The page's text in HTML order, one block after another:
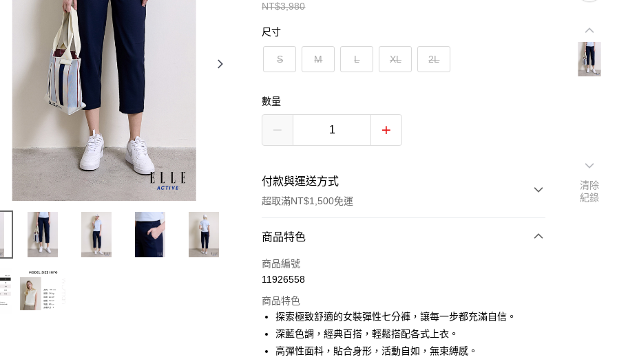
NT$3,980
尺寸
S M L XL 2L
數量
付款與運送方式
超取滿NT$1,500免運
付款方式
信用卡一次付款
LINE Pay
Apple Pay
商品特色
商品編號
11926558
商品特色
探索極致舒適的女裝彈性七分褲，讓每一步都充滿自信。
深藍色調，經典百搭，輕鬆搭配各式上衣。
高彈性面料，貼合身形，活動自如，無束縛感。
清除
紀錄